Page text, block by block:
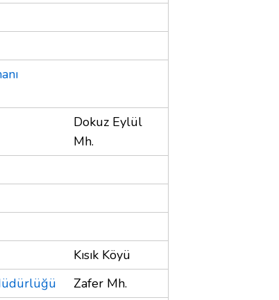
Dokuz Eylül
Mh.
Kısık Köyü
Zafer Mh.